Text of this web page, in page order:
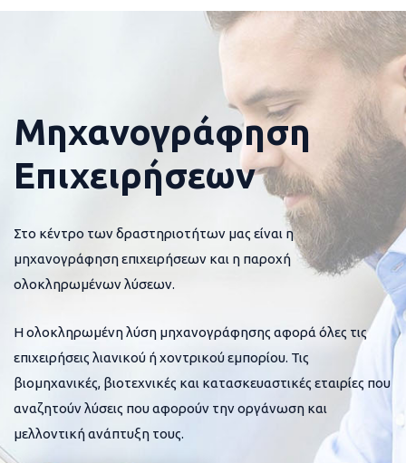
Μηχανογράφηση
Επιχειρήσεων
Στο κέντρο των δραστηριοτήτων μας είναι η
μηχανογράφηση επιχειρήσεων και η παροχή
ολοκληρωμένων λύσεων.
Η ολοκληρωμένη λύση μηχανογράφησης αφορά όλες τις
επιχειρήσεις λιανικού ή χοντρικού εμπορίου. Τις
βιομηχανικές, βιοτεχνικές και κατασκευαστικές εταιρίες που
αναζητούν λύσεις που αφορούν την οργάνωση και
μελλοντική ανάπτυξη τους.